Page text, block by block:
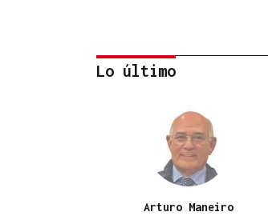
INCUMPLIMIENTO LEGAL
Turismo veta la “Ruta del
Narcotráfico” de Laureano
Oubiña por no cumplir con
Lo último
Arturo Maneiro